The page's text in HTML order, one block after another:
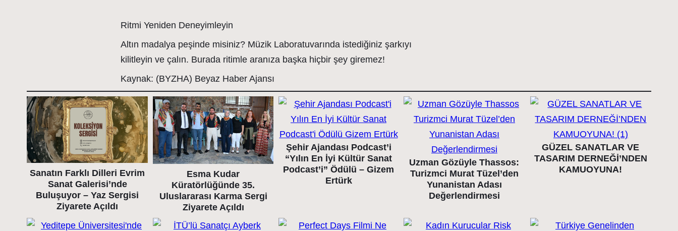
Ritmi Yeniden Deneyimleyin
Altın madalya peşinde misiniz? Müzik Laboratuvarında istediğiniz şarkıyı
kilitleyin ve çalın. Burada ritimle aranıza başka hiçbir şey giremez!
Kaynak: (BYZHA) Beyaz Haber Ajansı
Sanatın Farklı Dilleri Evrim
Sanat Galerisi’nde
Buluşuyor – Yaz Sergisi
Ziyarete Açıldı
Esma Kudar
Küratörlüğünde 35.
Uluslararası Karma Sergi
Ziyarete Açıldı
Şehir Ajandası Podcast’i
“Yılın En İyi Kültür Sanat
Podcast’i” Ödülü – Gizem
Ertürk
Uzman Gözüyle Thassos:
Turizmci Murat Tüzel’den
Yunanistan Adası
Değerlendirmesi
GÜZEL SANATLAR VE
TASARIM DERNEĞİ’NDEN
KAMUOYUNA!